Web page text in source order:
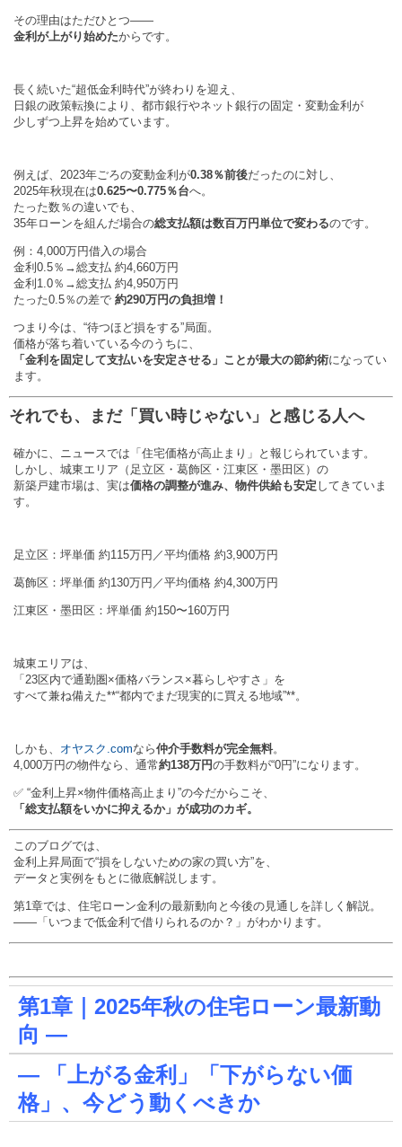
その理由はただひとつ——
金利が上がり始めたからです。
長く続いた“超低金利時代”が終わりを迎え、
日銀の政策転換により、都市銀行やネット銀行の固定・変動金利が
少しずつ上昇を始めています。
例えば、2023年ごろの変動金利が0.38％前後だったのに対し、
2025年秋現在は0.625〜0.775％台へ。
たった数％の違いでも、
35年ローンを組んだ場合の総支払額は数百万円単位で変わるのです。
例：4,000万円借入の場合
金利0.5％→総支払 約4,660万円
金利1.0％→総支払 約4,950万円
たった0.5％の差で 約290万円の負担増！
つまり今は、“待つほど損をする”局面。
価格が落ち着いている今のうちに、
「金利を固定して支払いを安定させる」ことが最大の節約術になってい
ます。
それでも、まだ「買い時じゃない」と感じる人へ
確かに、ニュースでは「住宅価格が高止まり」と報じられています。
しかし、城東エリア（足立区・葛飾区・江東区・墨田区）の
新築戸建市場は、実は価格の調整が進み、物件供給も安定 してきていま
す。
足立区：坪単価 約115万円／平均価格 約3,900万円
葛飾区：坪単価 約130万円／平均価格 約4,300万円
江東区・墨田区：坪単価 約150〜160万円
城東エリアは、
「23区内で通勤圏×価格バランス×暮らしやすさ」を
すべて兼ね備えた**“都内でまだ現実的に買える地域”**。
しかも、 オヤスク.comなら仲介手数料が完全無料。
4,000万円の物件なら、通常約138万円の手数料が“0円”になります。
✅ “金利上昇×物件価格高止まり”の今だからこそ、
「総支払額をいかに抑えるか」が成功のカギ。
このブログでは、
金利上昇局面で“損をしないための家の買い方”を、
データと実例をもとに徹底解説します。
第1章では、住宅ローン金利の最新動向と今後の見通しを詳しく解説。
——「いつまで低金利で借りられるのか？」がわかります。
第1章｜2025年秋の住宅ローン最新動
向 —
— 「上がる金利」「下がらない価
格」、今どう動くべきか